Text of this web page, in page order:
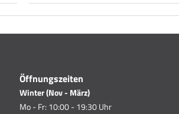
Öffnungszeiten
Winter (Nov - März)
Mo - Fr: 10:00 - 19:30 Uhr